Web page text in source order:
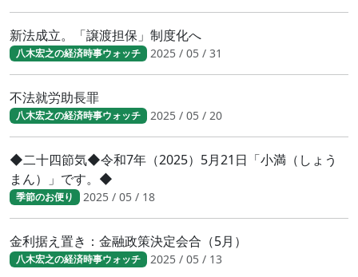
新法成立。「譲渡担保」制度化へ
八木宏之の経済時事ウォッチ 2025 / 05 / 31
不法就労助長罪
八木宏之の経済時事ウォッチ 2025 / 05 / 20
◆二十四節気◆令和7年（2025）5月21日「小満（しょう
まん）」です。◆
季節のお便り 2025 / 05 / 18
金利据え置き：金融政策決定会合（5月）
八木宏之の経済時事ウォッチ 2025 / 05 / 13